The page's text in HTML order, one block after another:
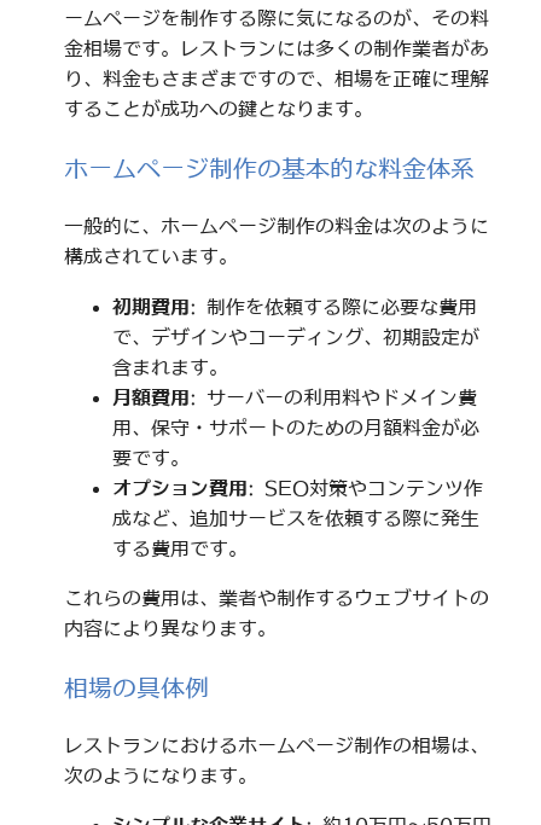
ームページを制作する際に気になるのが、その料
金相場です。レストランには多くの制作業者があ
り、料金もさまざまですので、相場を正確に理解
することが成功への鍵となります。
ホームページ制作の基本的な料金体系
一般的に、ホームページ制作の料金は次のように
構成されています。
初期費用: 制作を依頼する際に必要な費用
で、デザインやコーディング、初期設定が
含まれます。
月額費用: サーバーの利用料やドメイン費
用、保守・サポートのための月額料金が必
要です。
オプション費用: SEO対策やコンテンツ作
成など、追加サービスを依頼する際に発生
する費用です。
これらの費用は、業者や制作するウェブサイトの
内容により異なります。
相場の具体例
レストランにおけるホームページ制作の相場は、
次のようになります。